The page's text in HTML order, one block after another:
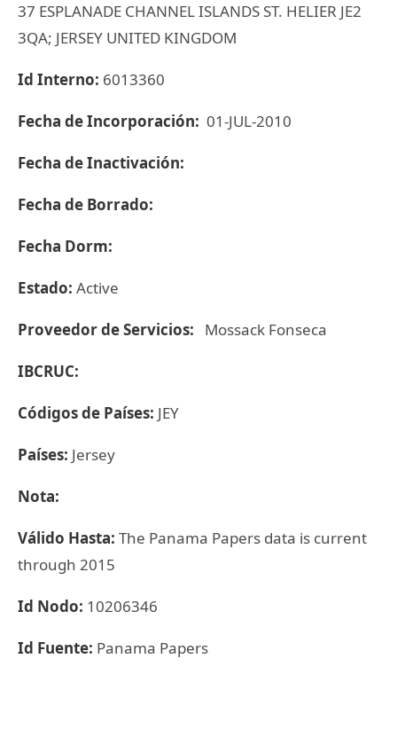
37 ESPLANADE CHANNEL ISLANDS ST. HELIER JE2
3QA; JERSEY UNITED KINGDOM
Id Interno: 6013360
Fecha de Incorporación: 01-JUL-2010
Fecha de Inactivación:
Fecha de Borrado:
Fecha Dorm:
Estado: Active
Proveedor de Servicios: Mossack Fonseca
IBCRUC:
Códigos de Países: JEY
Países: Jersey
Nota:
Válido Hasta: The Panama Papers data is current
through 2015
Id Nodo: 10206346
Id Fuente: Panama Papers